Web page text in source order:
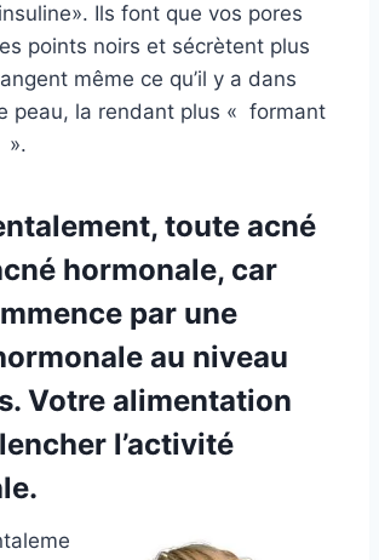
Ils font que vos pores
points noirs et sécrètent plus
même ce qu’il y a dans
peau, la rendant plus « formant
».
toute acné
hormonale, car
par une
au niveau
Votre alimentation
l’activité